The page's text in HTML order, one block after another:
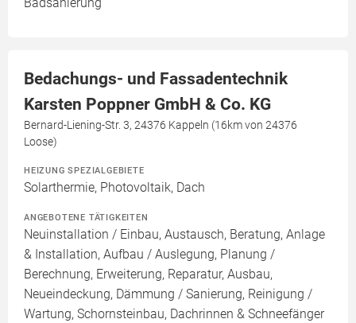
Badsanierung
Bedachungs- und Fassadentechnik
Karsten Poppner GmbH & Co. KG
Bernard-Liening-Str. 3, 24376 Kappeln (16km von 24376
Loose)
HEIZUNG SPEZIALGEBIETE
Solarthermie, Photovoltaik, Dach
ANGEBOTENE TÄTIGKEITEN
Neuinstallation / Einbau, Austausch, Beratung, Anlage
& Installation, Aufbau / Auslegung, Planung /
Berechnung, Erweiterung, Reparatur, Ausbau,
Neueindeckung, Dämmung / Sanierung, Reinigung /
Wartung, Schornsteinbau, Dachrinnen & Schneefänger